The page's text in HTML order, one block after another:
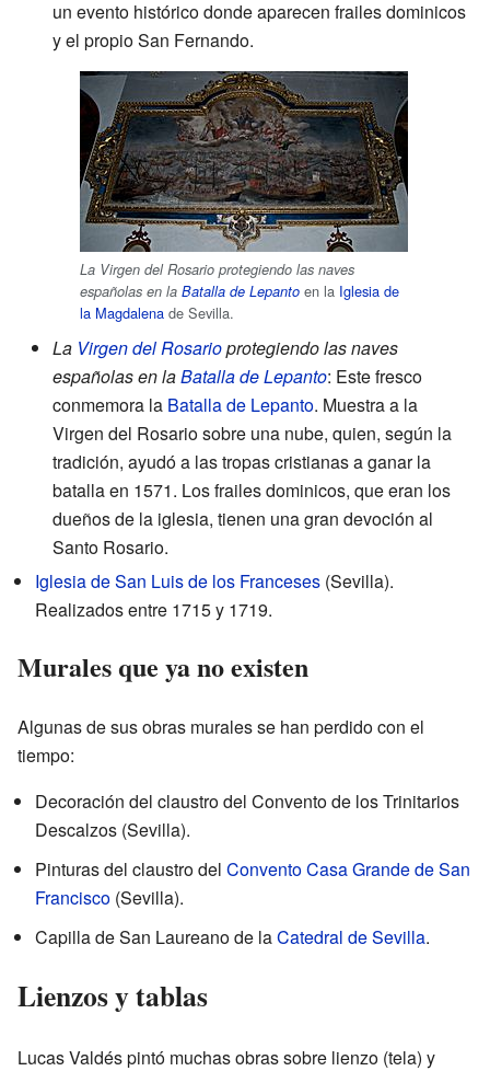
un evento histórico donde aparecen frailes dominicos
y el propio San Fernando.
La Virgen del Rosario protegiendo las naves
españolas en la Batalla de Lepanto en la Iglesia de
la Magdalena de Sevilla.
La Virgen del Rosarioprotegiendo las naves
españolas en laBatalla de Lepanto: Este fresco
conmemora la Batalla de Lepanto. Muestra a la
Virgen del Rosario sobre una nube, quien, según la
tradición, ayudó a las tropas cristianas a ganar la
batalla en 1571. Los frailes dominicos, que eran los
dueños de la iglesia, tienen una gran devoción al
Santo Rosario.
Iglesia de San Luis de los Franceses (Sevilla).
Realizados entre 1715 y 1719.
Murales que ya no existen
Algunas de sus obras murales se han perdido con el
tiempo:
Decoración del claustro del Convento de los Trinitarios
Descalzos (Sevilla).
Pinturas del claustro del Convento Casa Grande de San
Francisco (Sevilla).
Capilla de San Laureano de laCatedral de Sevilla.
Lienzos y tablas
Lucas Valdés pintó muchas obras sobre lienzo (tela) y